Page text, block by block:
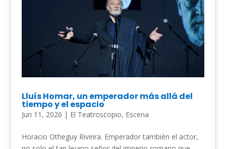
Lluís Homar, un emperador más allá del
tiempo y el espacio
Jun 11, 2026 | El Teatroscopio, Escena
Horacio Otheguy Riveira. Emperador también el actor,